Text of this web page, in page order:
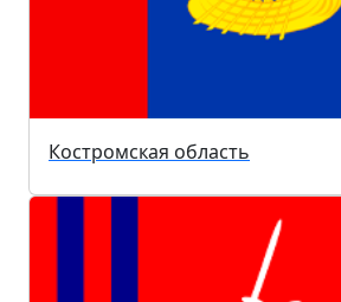
Костромская область